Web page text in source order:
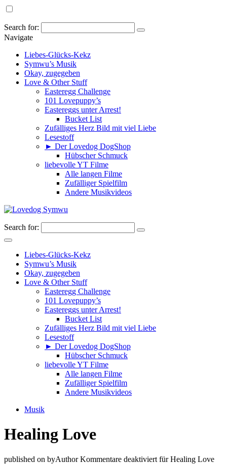
Search for:
Navigate
Liebes-Glücks-Kekz
Symwu’s Musik
Okay, zugegeben
Love & Other Stuff
Easteregg Challenge
101 Lovepuppy’s
Eastereggs unter Arrest!
Bucket List
Zufälliges Herz Bild mit viel Liebe
Lesestoff
► Der Lovedog DogShop
Hübscher Schmuck
liebevolle YT Filme
Alle langen Filme
Zufälliger Spielfilm
Andere Musikvideos
Search for:
Liebes-Glücks-Kekz
Symwu’s Musik
Okay, zugegeben
Love & Other Stuff
Easteregg Challenge
101 Lovepuppy’s
Eastereggs unter Arrest!
Bucket List
Zufälliges Herz Bild mit viel Liebe
Lesestoff
► Der Lovedog DogShop
Hübscher Schmuck
liebevolle YT Filme
Alle langen Filme
Zufälliger Spielfilm
Andere Musikvideos
Musik
Healing Love
published on byAuthorKommentare deaktiviert für Healing Love